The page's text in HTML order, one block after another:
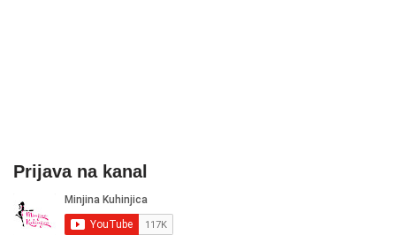
Prijava na kanal